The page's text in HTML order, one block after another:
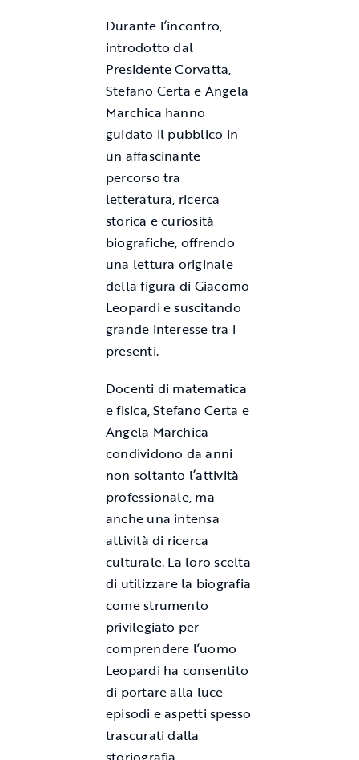
Durante l’incontro,
introdotto dal
Presidente Corvatta,
Stefano Certa e Angela
Marchica hanno
guidato il pubblico in
un affascinante
percorso tra
letteratura, ricerca
storica e curiosità
biografiche, offrendo
una lettura originale
della figura di Giacomo
Leopardi e suscitando
grande interesse tra i
presenti.
Docenti di matematica
e fisica, Stefano Certa e
Angela Marchica
condividono da anni
non soltanto l’attività
professionale, ma
anche una intensa
attività di ricerca
culturale. La loro scelta
di utilizzare la biografia
come strumento
privilegiato per
comprendere l’uomo
Leopardi ha consentito
di portare alla luce
episodi e aspetti spesso
trascurati dalla